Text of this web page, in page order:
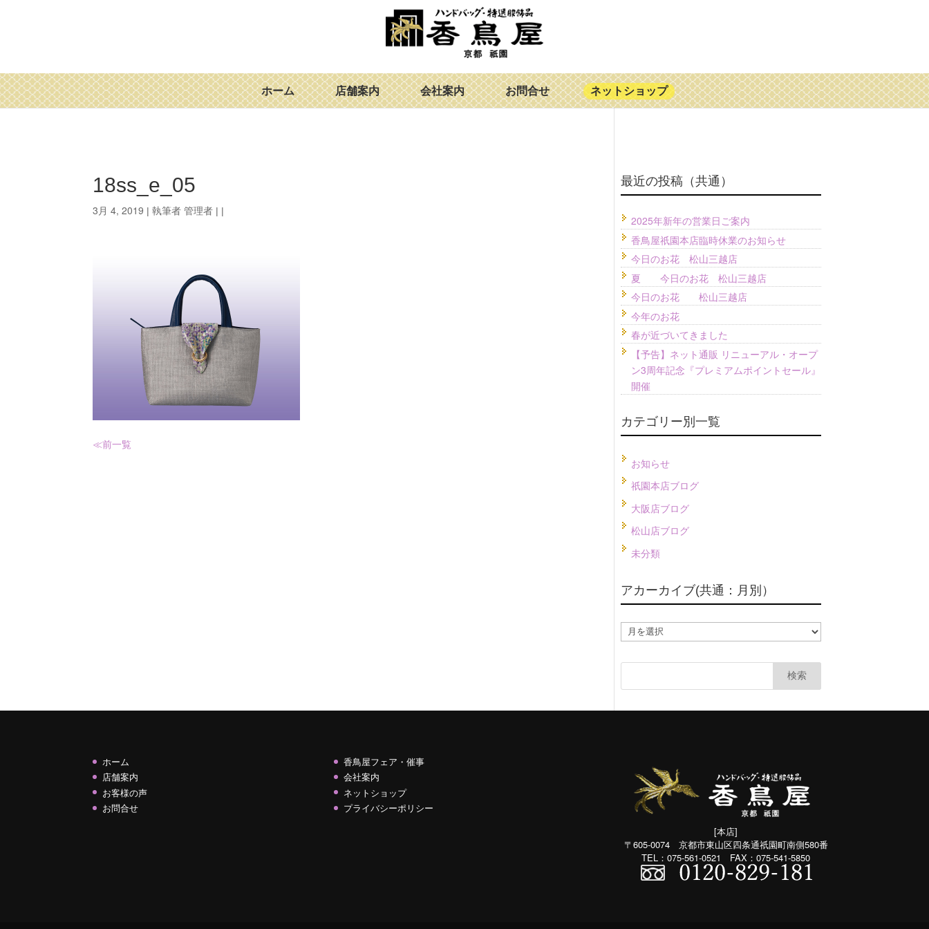
ホーム 店舗案内 会社案内 お問合せ ネットショップ
18ss_e_05
3月 4, 2019 | 執筆者管理者 | |
≪前一覧
最近の投稿（共通）
2025年新年の営業日ご案内
香鳥屋祇園本店臨時休業のお知らせ
今日のお花 松山三越店
夏 今日のお花 松山三越店
今日のお花 松山三越店
今年のお花
春が近づいてきました
【予告】ネット通販 リニューアル・オープ
ン3周年記念『プレミアムポイントセール』
開催
カテゴリー別一覧
お知らせ
祇園本店ブログ
大阪店ブログ
松山店ブログ
未分類
アカーカイブ(共通：月別）
カ
ー
イ
ブ
別）
ホーム
香鳥屋フェア・催事
店舗案内
会社案内
お客様の声
ネットショップ
お問合せ
プライバシーポリシー
[本店]
〒605-0074 京都市東山区四条通祇園町南側580番
TEL：075-561-0521 FAX：075-541-5850